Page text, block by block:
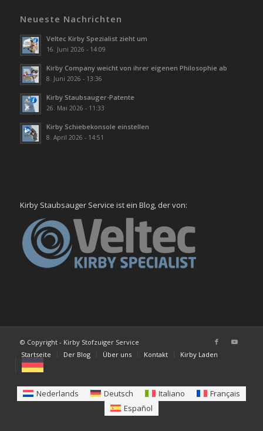
Neueste Nachrichten
Veltec Kirby Spezialist zieht um
16. Juni 2026 - 14:09
Kirby Company weicht von ihrer eigenen Philosophie ab
8. Juni 2026 - 13:36
Kirby Staubsauger-Patente
26. Mai 2026 - 11:33
Kirby Schiebekonsole einstellen
8. April 2026 - 14:51
Kirby Staubsauger Service ist ein Blog, der von:
© Copyright - Kirby Stofzuiger Service
Startseite
Der Blog Über uns Kontakt Kirby Laden
Nederlands Deutsch Italiano
Français
Español